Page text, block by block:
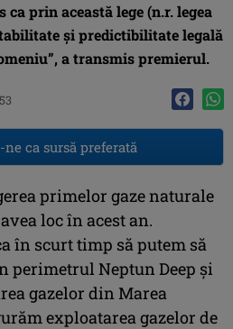
ca prin această lege (n.r. legea
şi predictibilitate legală
a transmis premierul.
ne ca sursă preferată
primelor gaze naturale
loc în acest an.
în scurt timp să putem să
perimetrul Neptun Deep şi
gazelor din Marea
exploatarea gazelor de